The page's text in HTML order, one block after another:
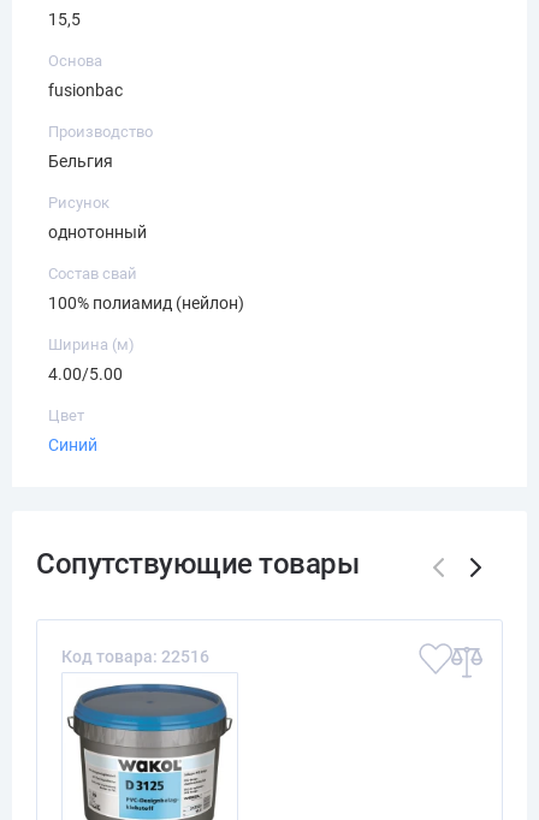
15,5
Основа
fusionbac
Производство
Бельгия
Рисунок
однотонный
Состав свай
100% полиамид (нейлон)
Ширина (м)
4.00/5.00
Цвет
Синий
Код товара: 22516